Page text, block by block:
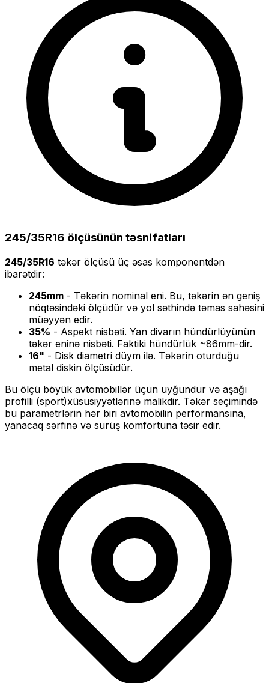
245/35R16 ölçüsünün təsnifatları
245/35R16 təkər ölçüsü üç əsas komponentdən
ibarətdir:
245mm - Təkərin nominal eni. Bu, təkərin ən geniş
nöqtəsindəki ölçüdür və yol səthində təmas sahəsini
müəyyən edir.
35% - Aspekt nisbəti. Yan divarın hündürlüyünün
təkər eninə nisbəti. Faktiki hündürlük ~86mm-dir.
16" - Disk diametri düym ilə. Təkərin oturduğu
metal diskin ölçüsüdür.
Bu ölçü böyük avtomobillər üçün uyğundur və aşağı
profilli (sport)xüsusiyyətlərinə malikdir. Təkər seçimində
bu parametrlərin hər biri avtomobilin performansına,
yanacaq sərfinə və sürüş komfortuna təsir edir.